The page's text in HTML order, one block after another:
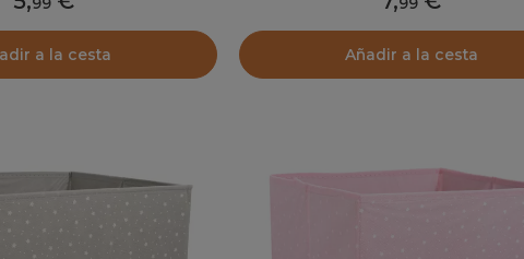
a la cesta Añadir a la cesta